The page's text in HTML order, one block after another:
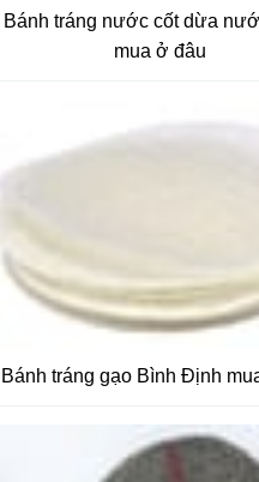
Bánh tráng nước cốt dừa
mua ở đâu
Bánh tráng gạo Bình Định